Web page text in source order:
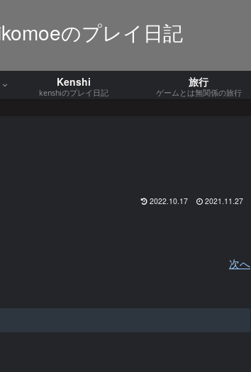
のプレイ日記
Kenshi
kenshiのプレイ日記
旅行
ゲームとは無関係の旅行
2022.10.17 2021.11.27
次へ